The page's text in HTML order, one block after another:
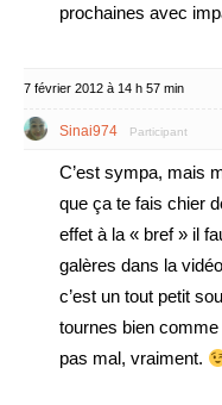
prochaines avec
7 février 2012 à 14 h 57 min
Sinai974 Participant
C’est sympa, mais
que ça te fais chier
effet à la « bref » il
galères dans la
c’est un tout petit
tournes bien
pas mal, vraiment.